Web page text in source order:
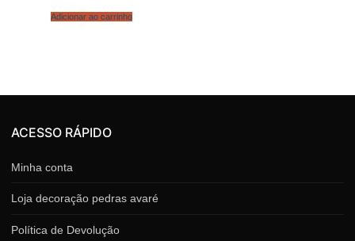
Adicionar ao carrinho
ACESSO RÁPIDO
Minha conta
Loja decoração pedras avaré
Política de Devolução